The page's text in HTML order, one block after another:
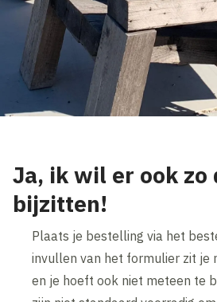
Ja, ik wil er ook zo
bijzitten!
Plaats je bestelling via het
invullen van het formulier zit je
en je hoeft ook niet meteen te